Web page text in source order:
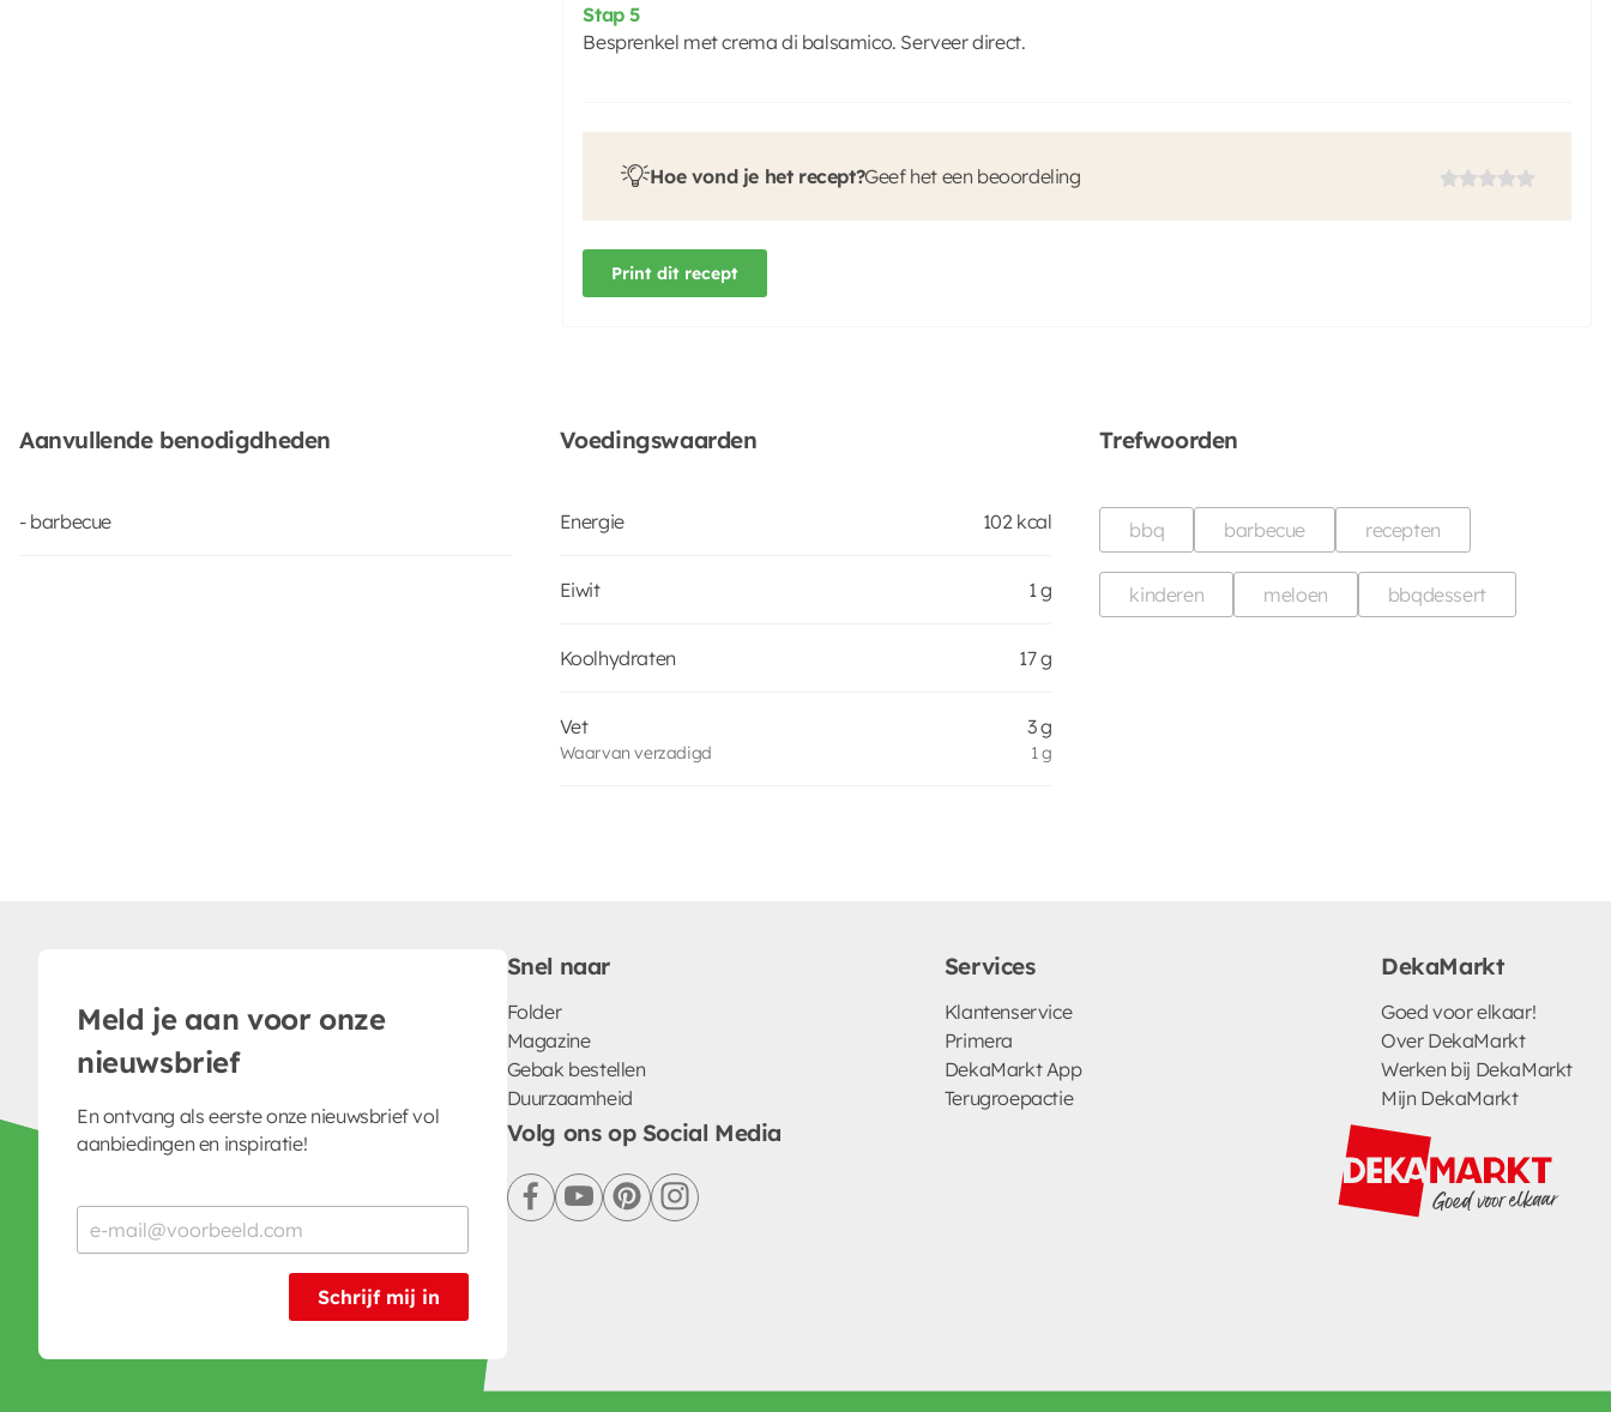
Stap 5
Besprenkel met crema di balsamico. Serveer direct.
Hoe vond je het recept?Geef het een beoordeling
Print dit recept
Aanvullende benodigdheden
- barbecue
Voedingswaarden
Energie 102 kcal
Eiwit 1 g
Koolhydraten 17 g
Vet 3 g
Waarvan verzadigd 1 g
Trefwoorden
bbq barbecue recepten
kinderen meloen bbqdessert
Meld je aan voor onze
nieuwsbrief
En ontvang als eerste onze nieuwsbrief vol
aanbiedingen en inspiratie!
Schrijf mij in
Snel naar
Folder
Magazine
Gebak bestellen
Duurzaamheid
Services
Klantenservice
Primera
DekaMarkt App
Terugroepactie
DekaMarkt
Goed voor elkaar!
Over DekaMarkt
Werken bij DekaMarkt
Mijn DekaMarkt
Volg ons op Social Media
facebookyoutubepinterestinstagram